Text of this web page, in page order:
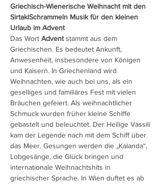
Griechisch-Wienerische Weihnacht mit den
SirtakiSchrammeln Musik für den kleinen
Urlaub im Advent
Das Wort Advent stammt aus dem
Griechischen. Es bedeutet Ankunft,
Anwesenheit, insbesondere von Königen
und Kaisern. In Griechenland wird
Weihnachten, wie auch bei uns, als ein
geselliges und familiäres Fest mit vielen
Bräuchen gefeiert. Als weihnachtlicher
Schmuck wurden früher kleine Schiffe
gebastelt und beleuchtet. Der Heilige Vassili
kam der Legende nach mit dem Schiff über
das Meer. Gesungen werden die „Kalanda“,
Lobgesänge, die Glück bringen und
internationale Weihnachtshits in
griechischer Sprache. In Wien duftet es ab